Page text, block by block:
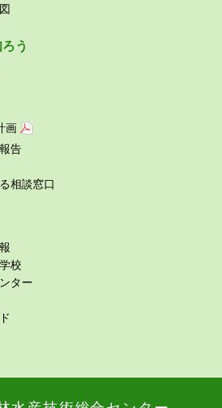
う
画
告
相談窓⼝
校
ター